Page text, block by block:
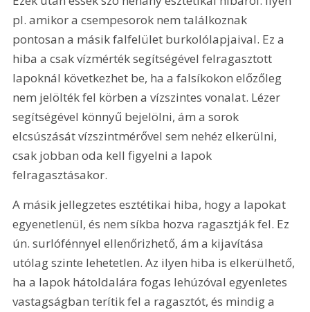
pl. amikor a csempesorok nem találkoznak
pontosan a másik falfelület burkolólapjaival. Ez a
hiba a csak vízmérték segítségével felragasztott
lapoknál következhet be, ha a falsíkokon előzőleg
nem jelölték fel körben a vízszintes vonalat. Lézer
segítségével könnyű bejelölni, ám a sorok
elcsúszását vízszintmérővel sem nehéz elkerülni,
csak jobban oda kell figyelni a lapok
felragasztásakor.
A másik jellegzetes esztétikai hiba, hogy a lapokat
egyenetlenül, és nem síkba hozva ragasztják fel. Ez
ún. surlófénnyel ellenőrizhető, ám a kijavítása
utólag szinte lehetetlen. Az ilyen hiba is elkerülhető,
ha a lapok hátoldalára fogas lehúzóval egyenletes
vastagságban terítik fel a ragasztót, és mindig a